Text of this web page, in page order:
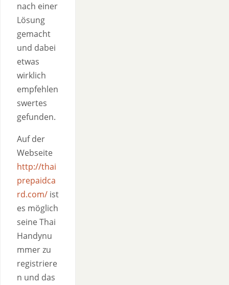
nach einer
Lösung
gemacht
und dabei
etwas
wirklich
empfehlen
swertes
gefunden.
Auf der
Webseite
http://thai
prepaidca
rd.com/ ist
es möglich
seine Thai
Handynu
mmer zu
registriere
n und das